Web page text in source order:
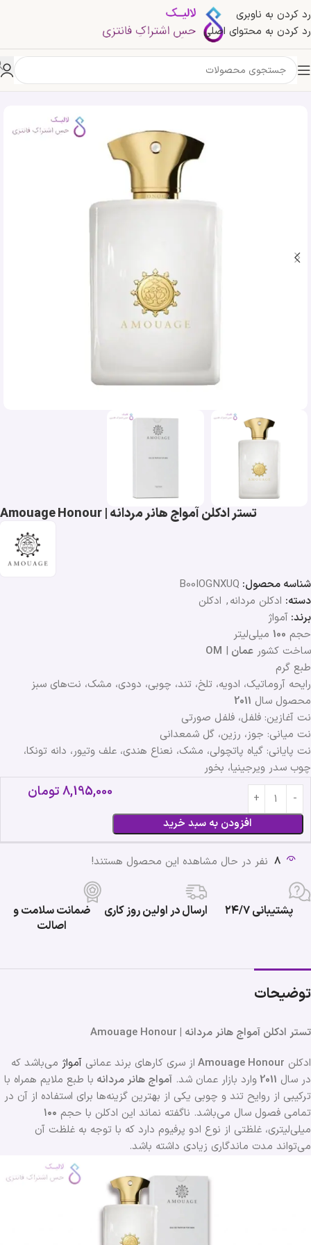
رد کردن به ناوبری
رد کردن به محتوای اصلی
خانه»فروشگاه»تستر ادکلن آمواج هانر مردانه | Amouage Honour
تستر ادکلن آمواج هانر مردانه | Amouage Honour
شناسه محصول: B00IOGNXUQ
دسته: ادکلن مردانه, ادکلن
برند: آمواژ
حجم 100 میلی‌لیتر
ساخت کشور عمان |
OM
طبع گرم
رایحه آروماتیک، ادویه، تلخ، تند، چوبی، دودی، مشک، نت‌های سبز
محصول سال 2011
نت آغازین: فلفل، فلفل صورتی
نت میانی: جوز، رزین، گل شمعدانی
نت پایانی: گیاه پاتچولی، مشک، نعناع هندی، علف وتیور، دانه تونکا،
چوب سدر ویرجینیا، بخور
افزودن به سبد خرید
8,195,000تومان
8 نفر در حال مشاهده این محصول هستند!
پشتیبانی ۲۴/۷ ارسال در اولین روز کاری
ضمانت سلامت و
اصالت
توضیحات
تستر ادکلن آمواج هانر مردانه | Amouage Honour
ادکلن Amouage Honour از سری کارهای برند عمانی آمواژ می‌باشد که
در سال 2011 وارد بازار عمان شد. آمواج هانر مردانه با طبع ملایم همراه با
ترکیبی از روایح تند و چوبی یکی از بهترین گزینه‌ها برای استفاده از آن در
تمامی فصول سال می‌باشد. ناگفته نماند این ادکلن با حجم ۱۰۰
میلی‌لیتری، غلظتی از نوع ادو پرفیوم دارد که با توجه به غلظت آن
می‌تواند مدت ماندگاری زیادی داشته باشد.